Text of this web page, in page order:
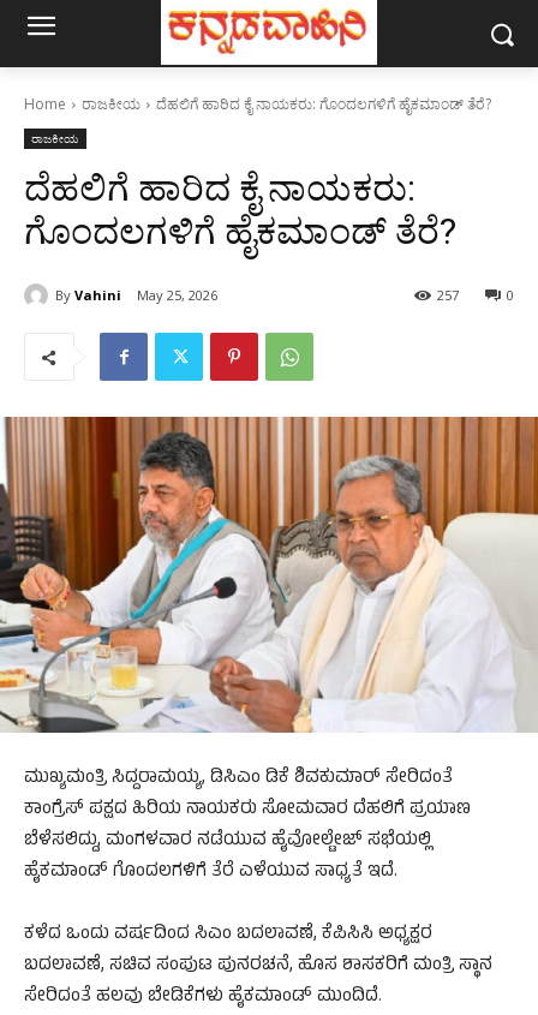
Home ರಾಜಕೀಯ ದೆಹಲಿಗೆ ಹಾರಿದ ಕೈ ನಾಯಕರು: ಗೊಂದಲಗಳಿಗೆ ಹೈಕಮಾಂಡ್ ತೆರೆ?
ರಾಜಕೀಯ
ದೆಹಲಿಗೆ ಹಾರಿದ ಕೈ ನಾಯಕರು:
ಗೊಂದಲಗಳಿಗೆ ಹೈಕಮಾಂಡ್ ತೆರೆ?
By Vahini May 25, 2026 0
257
ಮುಖ್ಯಮಂತ್ರಿ ಸಿದ್ದರಾಮಯ್ಯ, ಡಿಸಿಎಂ ಡಿಕೆ ಶಿವಕುಮಾರ್ ಸೇರಿದಂತೆ
ಕಾಂಗ್ರೆಸ್ ಪಕ್ಷದ ಹಿರಿಯ ನಾಯಕರು ಸೋಮವಾರ ದೆಹಲಿಗೆ ಪ್ರಯಾಣ
ಬೆಳೆಸಲಿದ್ದು, ಮಂಗಳವಾರ ನಡೆಯುವ ಹೈವೋಲ್ಟೇಜ್ ಸಭೆಯಲ್ಲಿ
ಹೈಕಮಾಂಡ್ ಗೊಂದಲಗಳಿಗೆ ತೆರೆ ಎಳೆಯುವ ಸಾಧ್ಯತೆ ಇದೆ.
ಕಳೆದ ಒಂದು ವರ್ಷದಿಂದ ಸಿಎಂ ಬದಲಾವಣೆ, ಕೆಪಿಸಿಸಿ ಅಧ್ಯಕ್ಷರ
ಬದಲಾವಣೆ, ಸಚಿವ ಸಂಪುಟ ಪುನರಚನೆ, ಹೊಸ ಶಾಸಕರಿಗೆ ಮಂತ್ರಿ ಸ್ಥಾನ
ಸೇರಿದಂತೆ ಹಲವು ಬೇಡಿಕೆಗಳು ಹೈಕಮಾಂಡ್ ಮುಂದಿದೆ.